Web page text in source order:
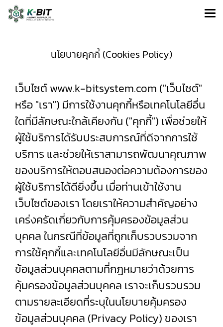
นโยบายคุกกี้ (Cookies Policy)
เว็บไซต์ www.k-bitsystem.com ("เว็บไซต์"
หรือ "เรา") มีการใช้งานคุกกี้หรือเทคโนโลยีอื่น
ใดที่มีลักษณะใกล้เคียงกัน ("คุกกี้") เพื่อช่วยให้
ผู้ใช้บริการได้รับประสบการณ์ที่ดีจากการใช้
บริการ และช่วยให้เราสามารถพัฒนาคุณภาพ
ของบริการให้ตอบสนองต่อความต้องการของ
ผู้ใช้บริการได้ดียิ่งขึ้น เมื่อท่านเข้าใช้งาน
เว็บไซต์ของเรา โดยเราให้ความสำคัญอย่าง
เคร่งครัดเกี่ยวกับการคุ้มครองข้อมูลส่วน
บุคคล ในกรณีที่ข้อมูลที่ถูกเก็บรวบรวมจาก
การใช้คุกกี้และเทคโนโลยีอื่นมีลักษณะเป็น
ข้อมูลส่วนบุคคลตามที่กฎหมายว่าด้วยการ
คุ้มครองข้อมูลส่วนบุคคล เราจะเก็บรวบรวม
ตามรายละเอียดที่ระบุในนโยบายคุ้มครอง
ข้อมูลส่วนบุคคล (Privacy Policy) ของเรา